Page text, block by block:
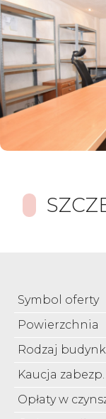
Symbol oferty
Powierzchnia
Rodzaj
Kaucja zabezp.
Opłaty w